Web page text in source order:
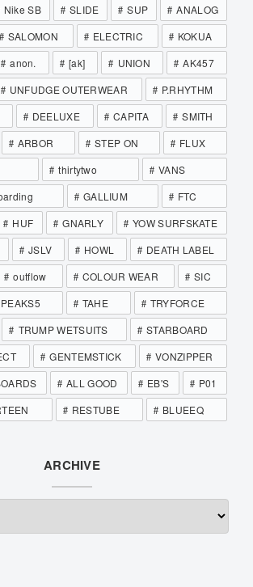
Nike SB SLIDE SUP
ANALOG
SALOMON ELECTRIC
KOKUA
anon. [ak] UNION
AK457
UNFUDGE OUTERWEAR
P.RHYTHM
DEELUXE CAPITA
SMITH
ARBOR STEP ON
FLUX
thirtytwo
VANS
GALLIUM
FTC
HUF GNARLY
YOW SURFSKATE
JSLV HOWL
DEATH LABEL
outflow COLOUR WEAR
SIC
PEAKS5 TAHE
TRYFORCE
TRUMP WETSUITS
STARBOARD
GENTEMSTICK
VONZIPPER
ALL GOOD EB'S
P01
RESTUBE BLUEEQ
ARCHIVE